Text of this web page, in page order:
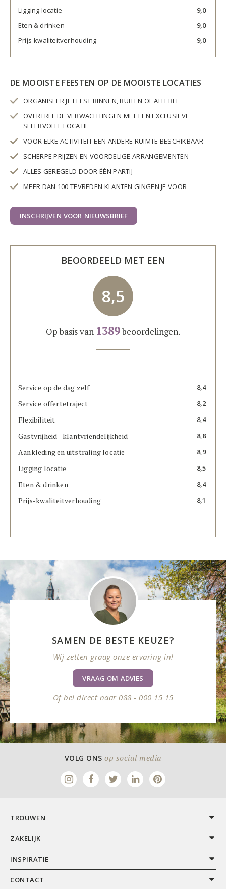
Ligging locatie
9,0
Eten & drinken
9,0
Prijs-kwaliteitverhouding
9,0
DE MOOISTE FEESTEN OP DE MOOISTE LOCATIES
ORGANISEER JE FEEST BINNEN, BUITEN OF ALLEBEI
OVERTREF DE VERWACHTINGEN MET EEN EXCLUSIEVE
SFEERVOLLE LOCATIE
VOOR ELKE ACTIVITEIT EEN ANDERE RUIMTE BESCHIKBAAR
SCHERPE PRIJZEN EN VOORDELIGE ARRANGEMENTEN
ALLES GEREGELD DOOR ÉÉN PARTIJ
MEER DAN 100 TEVREDEN KLANTEN GINGEN JE VOOR
INSCHRIJVEN VOOR NIEUWSBRIEF
BEOORDEELD MET EEN
8,5
Op basis van 1389beoordelingen.
Service op de dag zelf 8,4
Service offertetraject 8,2
Flexibiliteit 8,4
Gastvrijheid - klantvriendelijkheid 8,8
Aankleding en uitstraling locatie 8,9
Ligging locatie 8,5
Eten & drinken 8,4
Prijs-kwaliteitverhouding 8,1
SAMEN DE BESTE KEUZE?
Wij zetten graag onze ervaring in!
VRAAG OM ADVIES
Of bel direct naar 088 - 000 15 15
VOLG ONS op social media
TROUWEN
ZAKELIJK
INSPIRATIE
CONTACT